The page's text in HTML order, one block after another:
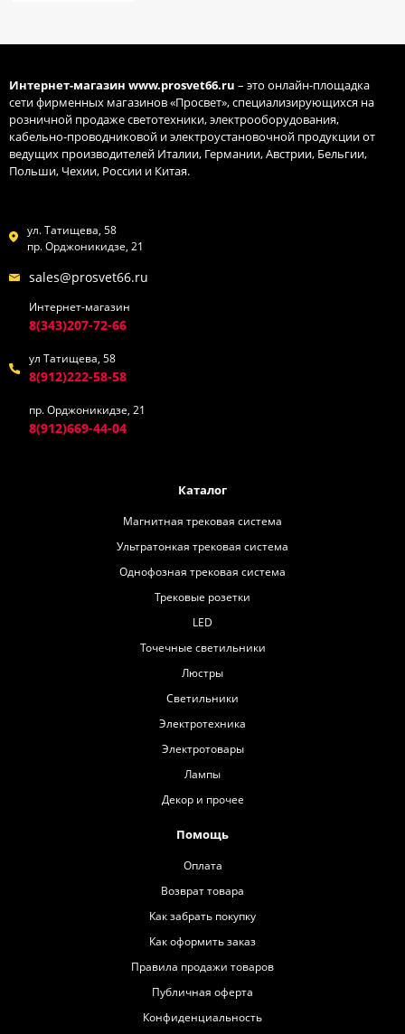
Интернет-магазин www.prosvet66.ru – это онлайн-площадка
сети фирменных магазинов «Просвет», специализирующихся на
розничной продаже светотехники, электрооборудования,
кабельно-проводниковой и электроустановочной продукции от
ведущих производителей Италии, Германии, Австрии, Бельгии,
Польши, Чехии, России и Китая.
ул. Татищева, 58
пр. Орджоникидзе, 21
sales@prosvet66.ru
Интернет-магазин
8(343)207-72-66
ул Татищева, 58
8(912)222-58-58
пр. Орджоникидзе, 21
8(912)669-44-04
Каталог
Магнитная трековая система
Ультратонкая трековая система
Однофозная трековая система
Трековые розетки
LED
Точечные светильники
Люстры
Светильники
Электротехника
Электротовары
Лампы
Декор и прочее
Помощь
Оплата
Возврат товара
Как забрать покупку
Как оформить заказ
Правила продажи товаров
Публичная оферта
Конфиденциальность